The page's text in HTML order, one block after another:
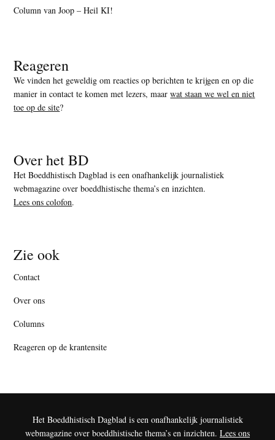
Column van Joop – Heil KI!
Reageren
We vinden het geweldig om reacties op berichten te krijgen en op die
manier in contact te komen met lezers, maarwat staan we wel en niet
toe op de site?
Over het BD
Het Boeddhistisch Dagblad is een onafhankelijk journalistiek
webmagazine over boeddhistische thema’s en inzichten.
Lees ons colofon.
Zie ook
Contact
Over ons
Columns
Reageren op de krantensite
Het Boeddhistisch Dagblad is een onafhankelijk journalistiek
webmagazine over boeddhistische thema’s en inzichten. Lees ons